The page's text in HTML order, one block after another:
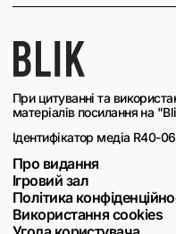
При цитуванні та
матеріалів посилання на
Ідентифікатор медіа R40-
Про видання
Ігровий зал
Політика
Використання cookies